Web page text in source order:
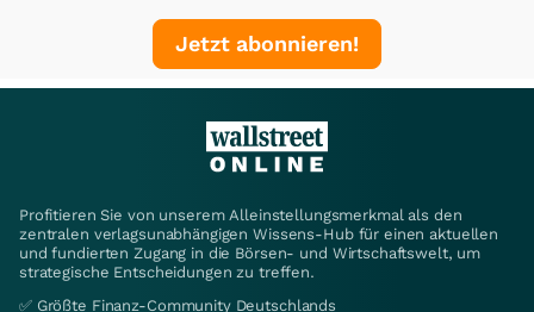
Jetzt abonnieren!
Profitieren Sie von unserem Alleinstellungsmerkmal als den
zentralen verlagsunabhängigen Wissens-Hub für einen aktuellen
und fundierten Zugang in die Börsen- und Wirtschaftswelt, um
strategische Entscheidungen zu treffen.
✅ Größte Finanz-Community Deutschlands